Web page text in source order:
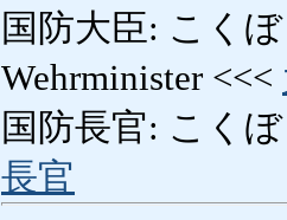
国防大臣: こく
Wehrminister <<<
国防長官: こくぼ
長官